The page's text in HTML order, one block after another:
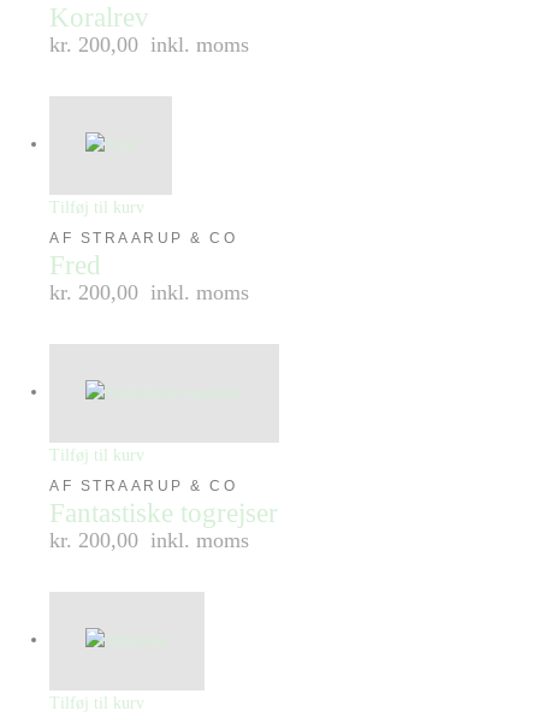
Koralrev
kr. 200,00 inkl. moms
Tilføj til kurv
AF STRAARUP & CO
Fred
kr. 200,00 inkl. moms
Tilføj til kurv
AF STRAARUP & CO
Fantastiske togrejser
kr. 200,00 inkl. moms
Tilføj til kurv